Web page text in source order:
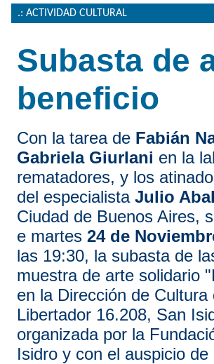
.: ACTIVIDAD CULTURAL
Subasta de
beneficio
Con la tarea de Fabián
Gabriela Giurlani en la
rematadores, y los
del especialista Julio Abal
Ciudad de Buenos Aires,
e martes 24 de
las 19:30, la subasta de
muestra de arte solidario
en la Dirección de
Libertador 16.208, San
organizada por la
Isidro y con el auspicio